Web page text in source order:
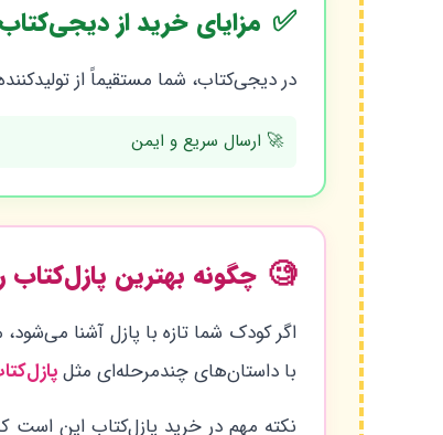
✅ مزایای خرید از دیجی‌کتاب
در دیجی‌کتاب، شما مستقیماً از
🚀 ارسال سریع و ایمن
🧐 چگونه بهترین پازل‌کتاب
اگر کودک شما تازه با پازل آشنا
با داستان‌های چندمرحله‌ای مثل
نکته مهم در خرید پازل‌کتاب این